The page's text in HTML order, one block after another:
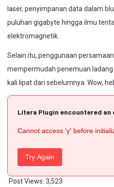
laser, penyimpanan data dalam
puluhan gigabyte hingga ilmu
elektromagnetik.
Selain itu, penggunaan
mempermudah penemuan
kali lipat dari sebelumnya. Wow,
Litera Plugin encountered an
Cannot access 'y' before
Try Again
Post Views: 3,523